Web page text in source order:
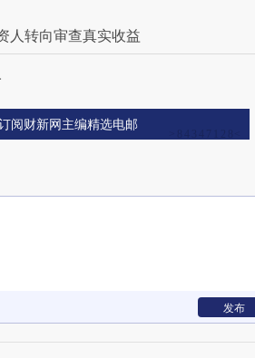
人转向审查真实收益
阅财新网主编精选电邮
发布